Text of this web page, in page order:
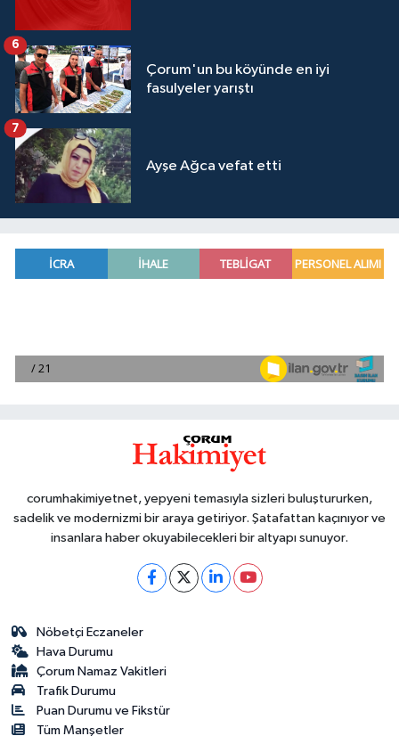
Çorum'un bu köyünde en iyi
fasulyeler yarıştı
6
Ayşe Ağca vefat etti
7
corumhakimiyetnet, yepyeni temasıyla sizleri buluştururken,
sadelik ve modernizmi bir araya getiriyor. Şatafattan kaçınıyor ve
insanlara haber okuyabilecekleri bir altyapı sunuyor.
Nöbetçi Eczaneler
Hava Durumu
Çorum Namaz Vakitleri
Trafik Durumu
Puan Durumu ve Fikstür
Tüm Manşetler